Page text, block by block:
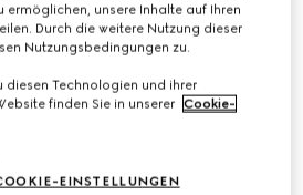
ermöglichen, unsere Inhalte auf Ihren
Durch die weitere Nutzung dieser
Nutzungsbedingungen zu.
diesen Technologien und ihrer
finden Sie in unserer Cookie-
EINSTELLUNGEN